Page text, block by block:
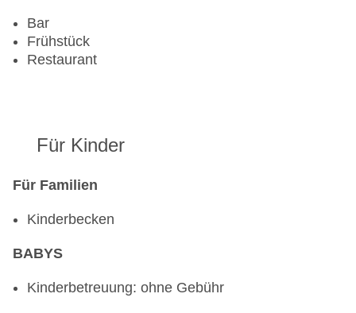
Landeskategorie: 5 Sterne
Bar
Frühstück
Restaurant
Für Kinder
Für Familien
Kinderbecken
BABYS
Kinderbetreuung: ohne Gebühr